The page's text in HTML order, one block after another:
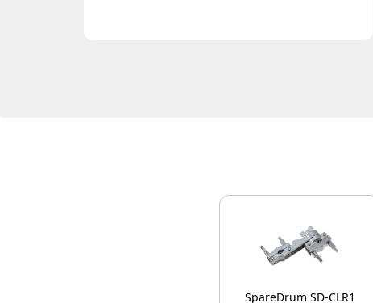
SpareDrum SD-CLR1